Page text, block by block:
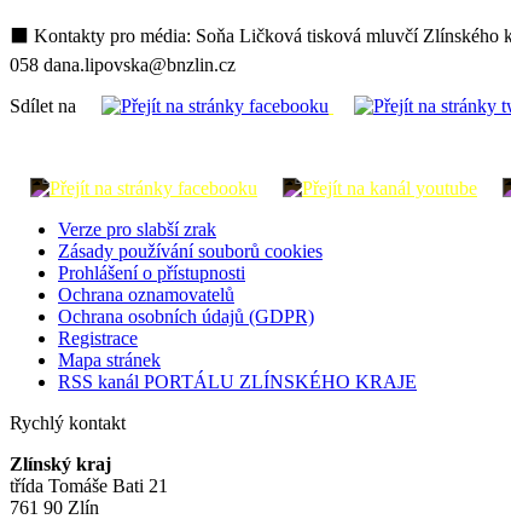
⬛ Kontakty pro média: Soňa Ličková tisková mluvčí
058 dana.lipovska@bnzlin.cz
Sdílet na
Verze pro slabší zrak
Zásady používání souborů cookies
Prohlášení o přístupnosti
Ochrana oznamovatelů
Ochrana osobních údajů (GDPR)
Registrace
Mapa stránek
RSS kanál PORTÁLU ZLÍNSKÉHO KRAJE
Rychlý kontakt
Zlínský kraj
třída Tomáše Bati 21
761 90 Zlín